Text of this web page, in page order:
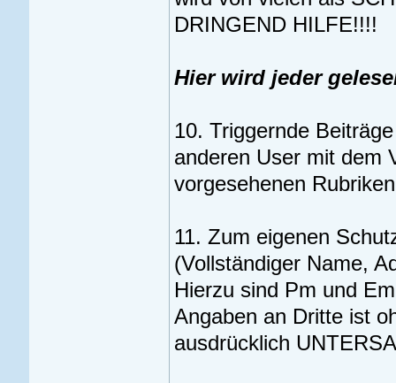
DRINGEND HILFE!!!!
Hier wird jeder
10. Triggernde
anderen User mit dem
vorgesehenen
11. Zum eigenen
(Vollständiger Name,
Hierzu sind Pm und
Angaben an Dritte ist
ausdrücklich